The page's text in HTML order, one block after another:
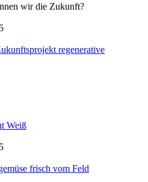
wir die Zukunft?
regenerative
Weiß
frisch vom Feld